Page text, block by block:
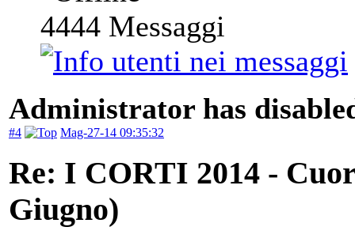
4444 Messaggi
Administrator has
#4 Mag-27-14 09:35:32
Re: I CORTI 2014 -
Giugno)